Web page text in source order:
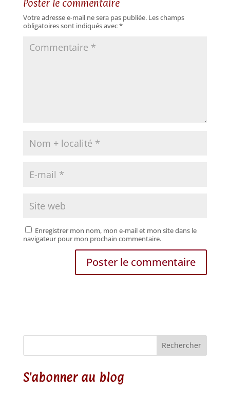
Poster le commentaire
Votre adresse e-mail ne sera pas publiée. Les champs
obligatoires sont indiqués avec*
Enregistrer mon nom, mon e-mail et mon site dans le
navigateur pour mon prochain commentaire.
Rechercher
S'abonner au blog